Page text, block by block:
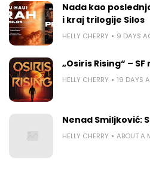
Nada kao
i kraj trilogije Silos
HELLY CHERRY 9 DAYS
„Osiris Rising“ –
HELLY CHERRY 19 DAYS
Nenad Smiljković:
HELLY CHERRY ABOUT A